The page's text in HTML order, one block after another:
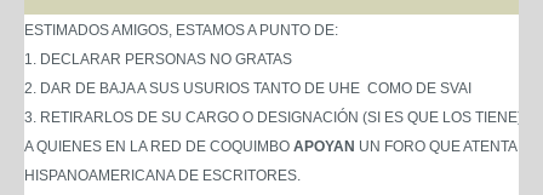
ESTIMADOS AMIGOS, ESTAMOS A PUNTO DE:
1. DECLARAR PERSONAS NO GRATAS
2. DAR DE BAJA A SUS USURIOS TANTO DE UHE COMO DE SVAI
3. RETIRARLOS DE SU CARGO O DESIGNACIÓN (SI ES QUE LOS TIENE)
A QUIENES EN LA RED DE COQUIMBO APOYAN UN FORO QUE ATENTA
HISPANOAMERICANA DE ESCRITORES.